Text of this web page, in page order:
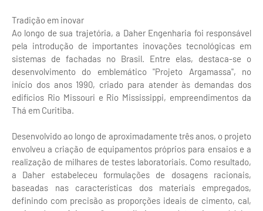
Tradição em inovar
Ao longo de sua trajetória, a Daher Engenharia foi responsável
pela introdução de importantes inovações tecnológicas em
sistemas de fachadas no Brasil. Entre elas, destaca-se o
desenvolvimento do emblemático "Projeto Argamassa", no
início dos anos 1990, criado para atender às demandas dos
edifícios Rio Missouri e Rio Mississippi, empreendimentos da
Thá em Curitiba.
Desenvolvido ao longo de aproximadamente três anos, o projeto
envolveu a criação de equipamentos próprios para ensaios e a
realização de milhares de testes laboratoriais. Como resultado,
a Daher estabeleceu formulações de dosagens racionais,
baseadas nas características dos materiais empregados,
definindo com precisão as proporções ideais de cimento, cal,